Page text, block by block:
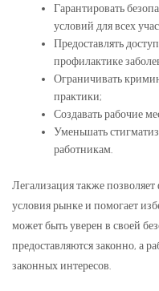
Гарантировать
условий для всех
Предоставлять
профилактике
Ограничивать
практики;
Создавать рабочие
Уменьшать
работникам.
Легализация также
условия рынке и помогает
может быть уверен в своей
предоставляются законно, а
законных интересов.